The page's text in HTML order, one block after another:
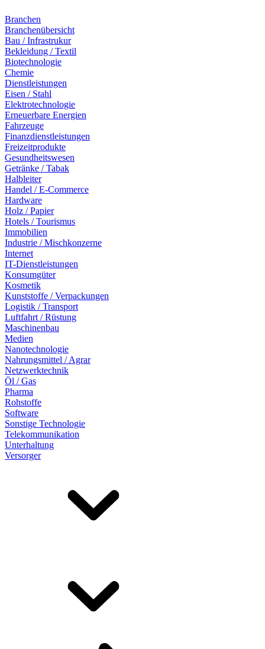
Branchen
Branchenübersicht
Bau / Infrastrukur
Bekleidung / Textil
Biotechnologie
Chemie
Dienstleistungen
Eisen / Stahl
Elektrotechnologie
Erneuerbare Energien
Fahrzeuge
Finanzdienstleistungen
Freizeitprodukte
Gesundheitswesen
Getränke / Tabak
Halbleiter
Handel / E-Commerce
Hardware
Holz / Papier
Hotels / Tourismus
Immobilien
Industrie / Mischkonzerne
Internet
IT-Dienstleistungen
Konsumgüter
Kosmetik
Kunststoffe / Verpackungen
Logistik / Transport
Luftfahrt / Rüstung
Maschinenbau
Medien
Nanotechnologie
Nahrungsmittel / Agrar
Netzwerktechnik
Öl / Gas
Pharma
Rohstoffe
Software
Sonstige Technologie
Telekommunikation
Unterhaltung
Versorger